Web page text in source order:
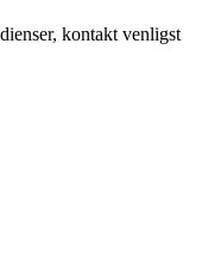
kontakt venligst